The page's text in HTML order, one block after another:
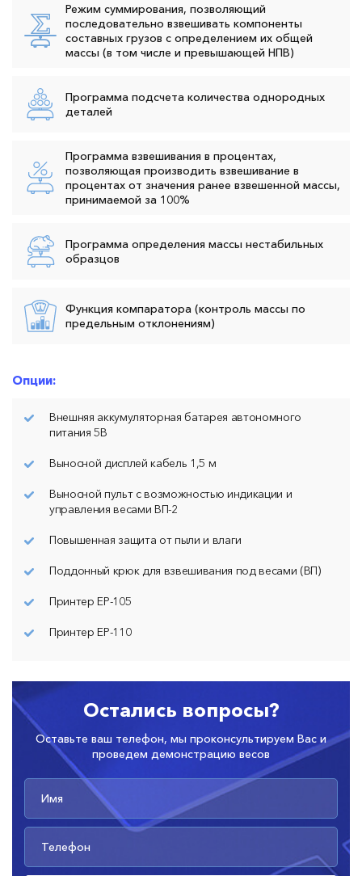
Режим суммирования, позволяющий
последовательно взвешивать компоненты
составных грузов с определением их общей
массы (в том числе и превышающей НПВ)
Программа подсчета количества однородных
деталей
Программа взвешивания в процентах,
позволяющая производить взвешивание в
процентах от значения ранее взвешенной массы,
принимаемой за 100%
Программа определения массы нестабильных
образцов
Функция компаратора (контроль массы по
предельным отклонениям)
Опции:
Внешняя аккумуляторная батарея автономного
питания 5В
Выносной дисплей кабель 1,5 м
Выносной пульт с возможностью индикации и
управления весами ВП-2
Повышенная защита от пыли и влаги
Поддонный крюк для взвешивания под весами (ВП)
Принтер ЕР-105
Принтер ЕР-110
Остались вопросы?
Оставьте ваш телефон, мы проконсультируем Вас и
проведем демонстрацию весов